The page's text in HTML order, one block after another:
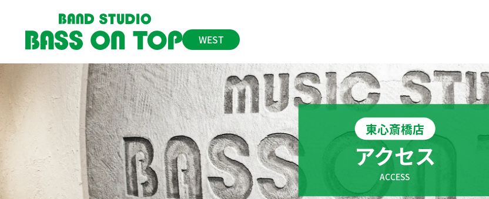
WEST
大 阪
BOT-OSAKA-UMEDA
大阪梅田店
BOT-TENNOJI
天王寺店
BOT-SHINSAIBASHI
心斎橋店
BOT-NAMBA
なんば店
東心斎橋店 06-6282-5775
東心斎橋店
アクセス
ACCESS